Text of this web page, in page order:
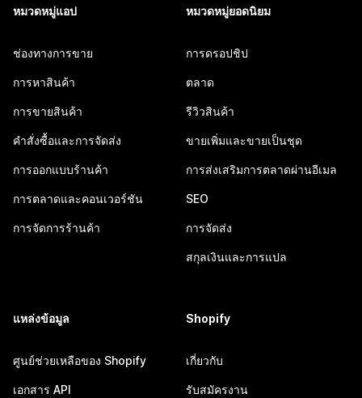
หมวดหมู่แอป
ช่องทางการขาย
การหาสินค้า
การขายสินค้า
คำสั่งซื้อและการจัดส่ง
การออกแบบร้านค้า
การตลาดและคอนเวอร์ชัน
การจัดการร้านค้า
หมวดหมู่ยอดนิยม
การดรอปชิป
ตลาด
รีวิวสินค้า
ขายเพิ่มและขายเป็นชุด
การส่งเสริมการตลาดผ่านอีเมล
SEO
การจัดส่ง
สกุลเงินและการแปล
แหล่งข้อมูล
ศูนย์ช่วยเหลือของ Shopify
เอกสาร API
Shopify
เกี่ยวกับ
รับสมัครงาน